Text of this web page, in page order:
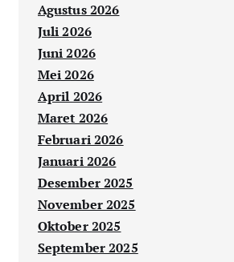
Agustus 2026
Juli 2026
Juni 2026
Mei 2026
April 2026
Maret 2026
Februari 2026
Januari 2026
Desember 2025
November 2025
Oktober 2025
September 2025